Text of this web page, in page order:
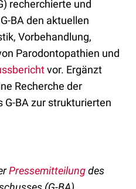
recherchierte und
BA den aktuellen
Vorbehandlung,
Parodontopathien und
vor. Ergänzt
Recherche der
G-BA zur strukturierten
Pressemitteilungdes